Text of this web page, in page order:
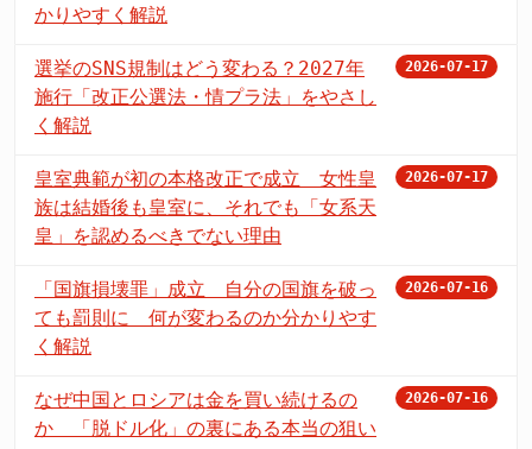
かりやすく解説
選挙のSNS規制はどう変わる？2027年
施行「改正公選法・情プラ法」をやさし
く解説
2026-07-17
皇室典範が初の本格改正で成立 女性皇
族は結婚後も皇室に、それでも「女系天
皇」を認めるべきでない理由
2026-07-17
「国旗損壊罪」成立 自分の国旗を破っ
ても罰則に 何が変わるのか分かりやす
く解説
2026-07-16
なぜ中国とロシアは金を買い続けるの
か 「脱ドル化」の裏にある本当の狙い
2026-07-16